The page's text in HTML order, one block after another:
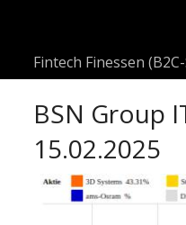
Fintech Finessen
BSN Group
15.02.2025